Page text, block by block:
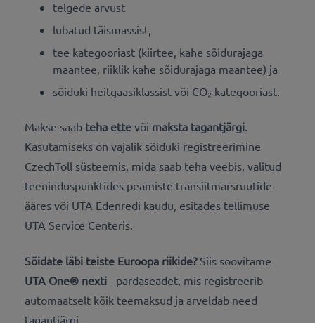
telgede arvust
lubatud täismassist,
tee kategooriast (kiirtee, kahe sõidurajaga
maantee, riiklik kahe sõidurajaga maantee) ja
sõiduki heitgaasiklassist või CO₂ kategooriast.
Makse saab teha ette või maksta tagantjärgi.
Kasutamiseks on vajalik sõiduki registreerimine
CzechToll süsteemis, mida saab teha veebis, valitud
teeninduspunktides peamiste transiitmarsruutide
ääres või UTA Edenredi kaudu, esitades tellimuse
UTA Service Centeris.
Sõidate läbi teiste Euroopa riikide? Siis soovitame
UTA One® nexti - pardaseadet, mis registreerib
automaatselt kõik teemaksud ja arveldab need
tagantjärgi.